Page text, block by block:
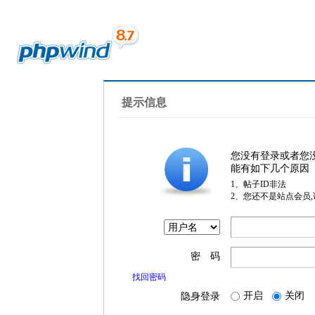
提示信息
您没有登录或者您
能有如下几个原因
1、帖子ID非法
2、您还不是站点会员
密 码
找回密码
隐身登录 开启 关闭